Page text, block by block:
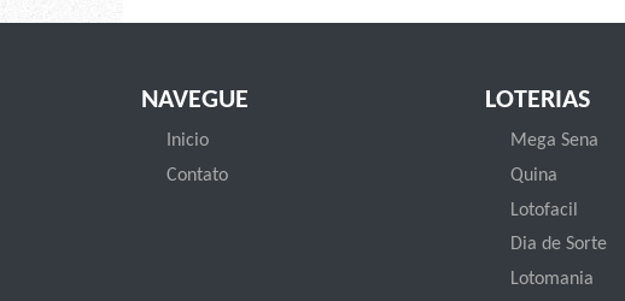
NAVEGUE
Inicio
Contato
LOTERIAS
Mega Sena
Quina
Lotofacil
Dia de Sorte
Lotomania